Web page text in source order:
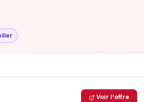
Voir l'offre